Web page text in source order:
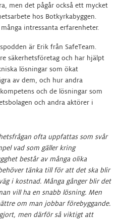
men det pågår också ett mycket
hos Botkyrkabyggen.
intressanta erfarenheter.
är Erik från SafeTeam.
säkerhetsföretag och har hjälpt
lösningar som ökat
av dem, och hur andra
och de lösningar som
och andra aktörer i
ofta uppfattas som svår
vad som gäller kring
består av många olika
tänka till för att det ska blir
i kostnad. Många gånger blir det
vill ha en snabb lösning. Men
om man jobbar förebyggande.
men därför så viktigt att